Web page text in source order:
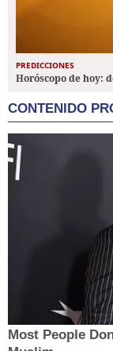
PREDICCIONES
Horóscopo de hoy:
CONTENIDO
Most People